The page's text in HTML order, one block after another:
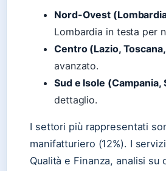
Nord-Ovest
Lombardia in testa per
Centro (Lazio,
avanzato.
Sud e Isole (Campania,
dettaglio.
I settori più rappresentati
manifatturiero (12%). I
Qualità e Finanza, analisi su